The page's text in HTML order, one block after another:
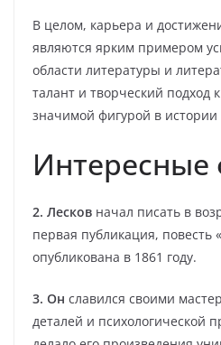
В целом, карьера и
являются ярким примером
области литературы и
талант и творческий подход
значимой фигурой в истории
Интересные
2. Лесков начал писать в
первая публикация, повесть
опубликована в 1861 году.
3. Он славился своими
деталей и психологической